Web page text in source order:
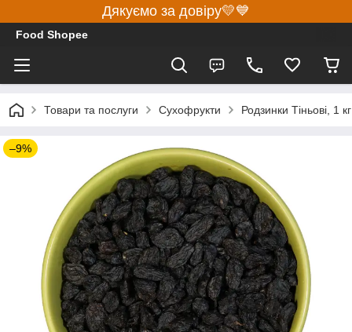
Дякуємо за довіру💛💙
Food Shopee
Товари та послуги Сухофрукти Родзинки Тіньові, 1 кг
–9%